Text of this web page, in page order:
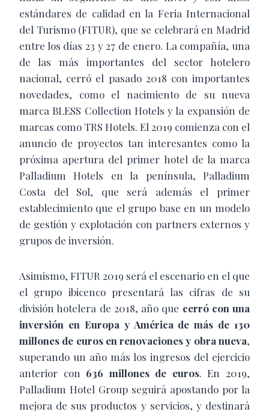
estándares de calidad en la Feria Internacional
del Turismo (FITUR), que se celebrará en Madrid
entre los días 23 y 27 de enero. La compañía, una
de las más importantes del sector hotelero
nacional, cerró el pasado 2018 con importantes
novedades, como el nacimiento de su nueva
marca BLESS Collection Hotels y la expansión de
marcas como TRS Hotels. El 2019 comienza con el
anuncio de proyectos tan interesantes como la
próxima apertura del primer hotel de la marca
Palladium Hotels en la península, Palladium
Costa del Sol, que será además el primer
establecimiento que el grupo base en un modelo
de gestión y explotación con partners externos y
grupos de inversión.
Asimismo, FITUR 2019 será el escenario en el que
el grupo ibicenco presentará las cifras de su
división hotelera de 2018, año que cerró con una
inversión en Europa y América de más de 130
millones de euros en renovaciones y obra nueva,
superando un año más los ingresos del ejercicio
anterior con 636 millones de euros. En 2019,
Palladium Hotel Group seguirá apostando por la
mejora de sus productos y servicios, y destinará